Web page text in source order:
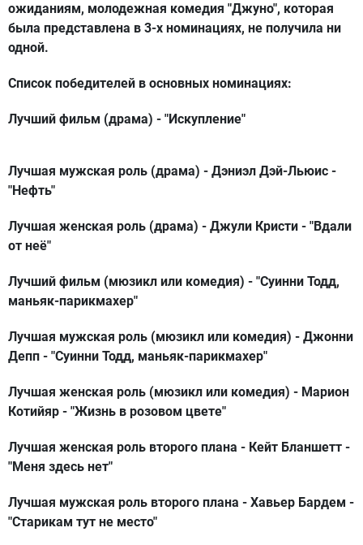
ожиданиям, молодежная комедия "Джуно", которая
была представлена в 3-х номинациях, не получила ни
одной.
Список победителей в основных номинациях:
Лучший фильм (драма) - "Искупление"
Лучшая мужская роль (драма) - Дэниэл Дэй-Льюис -
"Нефть"
Лучшая женская роль (драма) - Джули Кристи - "Вдали
от неё"
Лучший фильм (мюзикл или комедия) - "Суинни Тодд,
маньяк-парикмахер"
Лучшая мужская роль (мюзикл или комедия) - Джонни
Депп - "Суинни Тодд, маньяк-парикмахер"
Лучшая женская роль (мюзикл или комедия) - Марион
Котийяр - "Жизнь в розовом цвете"
Лучшая женская роль второго плана - Кейт Бланшетт -
"Меня здесь нет"
Лучшая мужская роль второго плана - Хавьер Бардем -
"Старикам тут не место"